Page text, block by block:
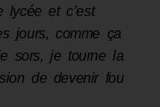
lycée et c’est
jours, comme ça
sors, je tourne la
de devenir fou